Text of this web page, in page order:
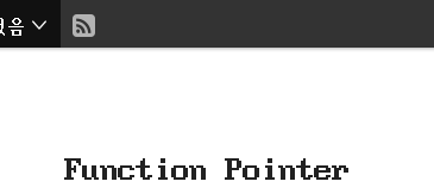
현
음
Function Pointer